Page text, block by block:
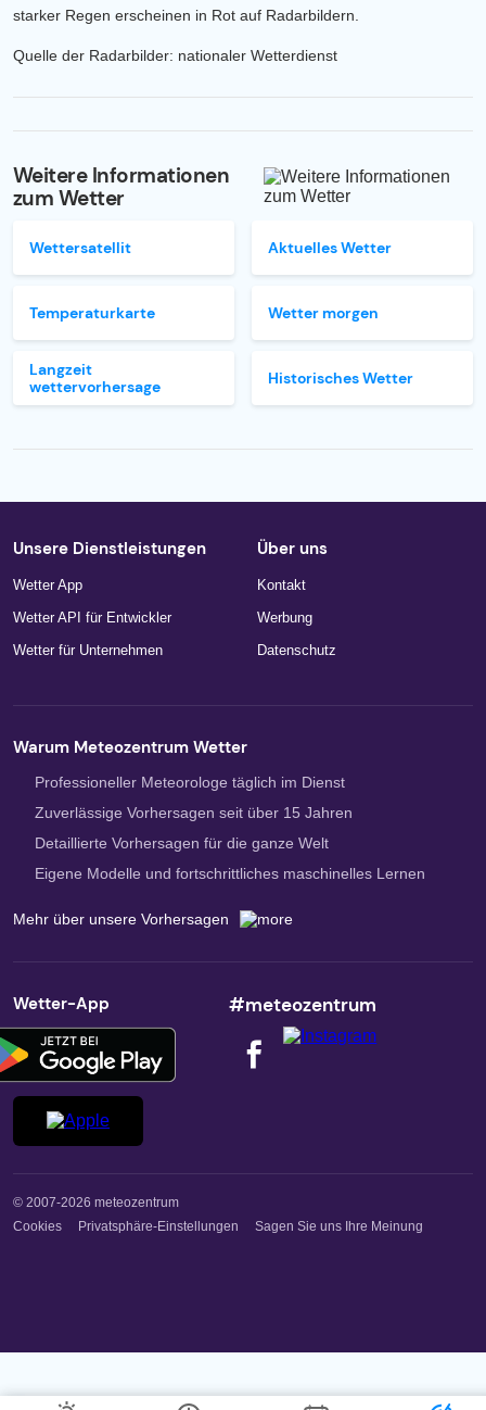
starker Regen erscheinen in Rot auf Radarbildern.
Quelle der Radarbilder: nationaler Wetterdienst
Weitere Informationen
zum Wetter
Wettersatellit
Temperaturkarte
Langzeit
wettervorhersage
Aktuelles Wetter
Wetter morgen
Historisches Wetter
Unsere Dienstleistungen
Wetter App
Wetter API für Entwickler
Wetter für Unternehmen
Über uns
Kontakt
Werbung
Datenschutz
Warum Meteozentrum Wetter
Professioneller Meteorologe täglich im Dienst
Zuverlässige Vorhersagen seit über 15 Jahren
Detaillierte Vorhersagen für die ganze Welt
Eigene Modelle und fortschrittliches maschinelles Lernen
Mehr über unsere Vorhersagen
Wetter-App #meteozentrum
© 2007-2026 meteozentrum
Cookies
Privatsphäre-Einstellungen Sagen Sie uns Ihre Meinung